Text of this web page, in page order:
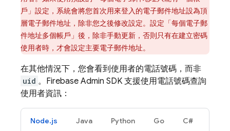
戶」設定，系統會將您首次用來登入的電子郵件地址設為頂
層電子郵件地址，除非您之後修改設定。設定「每個電子郵
件地址多個帳戶」後，除非手動更新，否則只有在建立密碼
使用者時，才會設定主要電子郵件地址。
在其他情況下，您會看到使用者的電話號碼，而非
uid 。Firebase Admin SDK 支援使用電話號碼查詢
使用者資訊：
Node.js Java Python Go C#